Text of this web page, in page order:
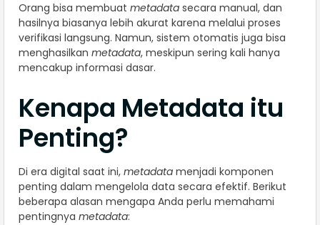
Orang bisa membuat metadata secara manual, dan
hasilnya biasanya lebih akurat karena melalui proses
verifikasi langsung. Namun, sistem otomatis juga bisa
menghasilkan metadata, meskipun sering kali hanya
mencakup informasi dasar.
Kenapa Metadata itu
Penting?
Di era digital saat ini, metadata menjadi komponen
penting dalam mengelola data secara efektif. Berikut
beberapa alasan mengapa Anda perlu memahami
pentingnya metadata: